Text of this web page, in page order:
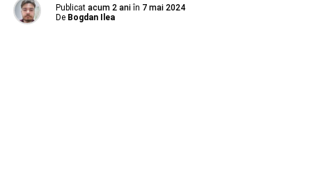
Publicat acum 2 ani în 7 mai 2024
De Bogdan Ilea